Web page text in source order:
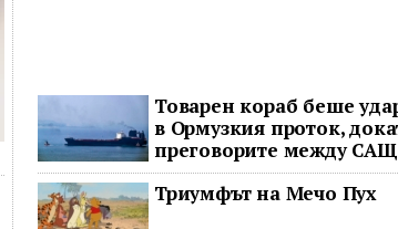
Товарен кораб беше
в Ормузкия проток,
преговорите между
Иран останаха в
безизходица
Триумфът на Мечо Пух